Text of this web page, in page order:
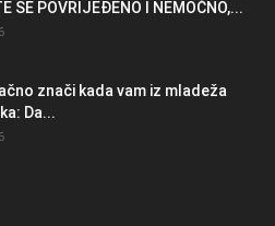
SE POVRIJEĐENO I NEMOĆNO,...
znači kada vam iz mladeža
Da...